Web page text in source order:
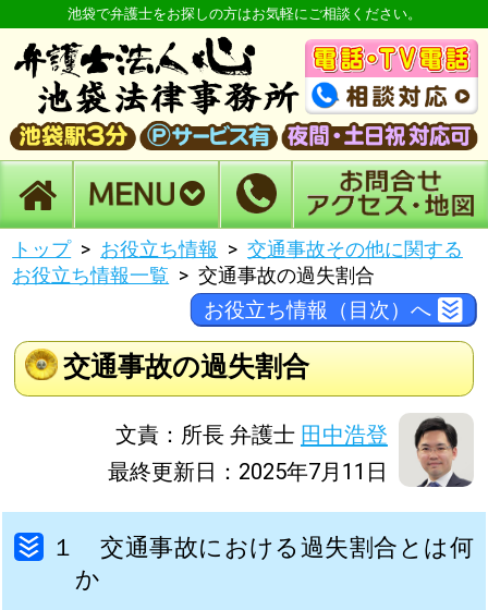
池袋で弁護士をお探しの方はお気軽にご相談ください。
トップ お役立ち情報
交通事故その他に関する
お役立ち情報一覧
交通事故の過失割合
お役立ち情報（目次）へ
交通事故の過失割合
文責：所長 弁護士 田中浩登
最終更新日：2025年7月11日
１ 交通事故における過失割合とは何
か